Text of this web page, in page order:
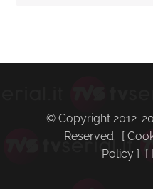
primaria
© Copyright 2012-
Reserved. [
Policy ] [